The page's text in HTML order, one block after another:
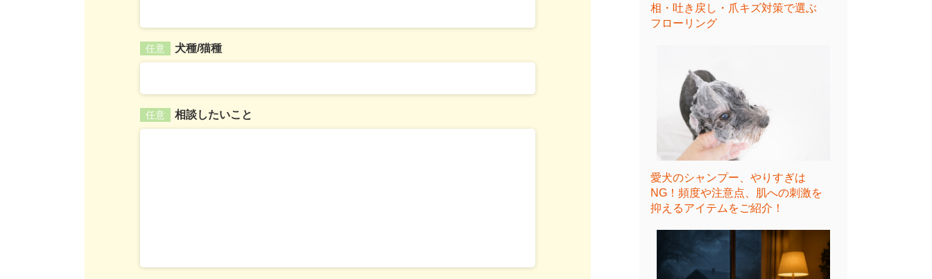
任意 犬種/猫種
任意 相談したいこと
相・吐き戻し・爪キズ対策で選ぶ
フローリング
愛犬のシャンプー、やりすぎは
NG！頻度や注意点、肌への刺激を
抑えるアイテムをご紹介！